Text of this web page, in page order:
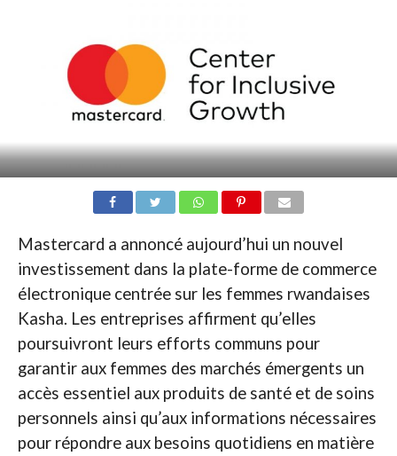
Mastercard a annoncé aujourd’hui un nouvel
investissement dans la plate-forme de commerce
électronique centrée sur les femmes rwandaises
Kasha. Les entreprises affirment qu’elles
poursuivront leurs efforts communs pour
garantir aux femmes des marchés émergents un
accès essentiel aux produits de santé et de soins
personnels ainsi qu’aux informations nécessaires
pour répondre aux besoins quotidiens en matière